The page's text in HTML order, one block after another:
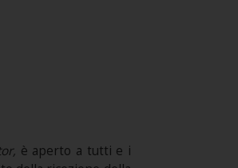
è aperto a tutti e i